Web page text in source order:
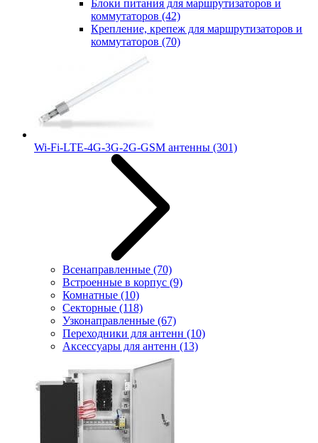
Блоки питания для маршрутизаторов и
коммутаторов (42)
Крепление, крепеж для маршрутизаторов и
коммутаторов (70)
Wi-Fi-LTE-4G-3G-2G-GSM антенны (301)
Всенаправленные (70)
Встроенные в корпус (9)
Комнатные (10)
Секторные (118)
Узконаправленные (67)
Переходники для антенн (10)
Аксессуары для антенн (13)